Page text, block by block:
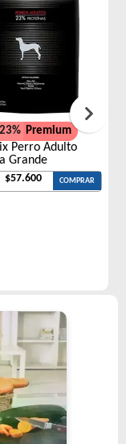
Premium
Perro Adulto
Grande
$57.600 COMPRAR